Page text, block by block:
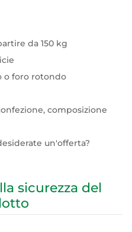
da 150 kg
o foro rotondo
composizione
un'offerta?
sicurezza del